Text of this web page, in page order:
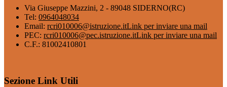
Via Giuseppe Mazzini, 2 - 89048 SIDERNO(RC)
Tel: 0964048034
Email: rcri010006@istruzione.itLink per inviare una mail
PEC: rcri010006@pec.istruzione.itLink per inviare una mail
C.F.: 81002410801
Sezione Link Utili